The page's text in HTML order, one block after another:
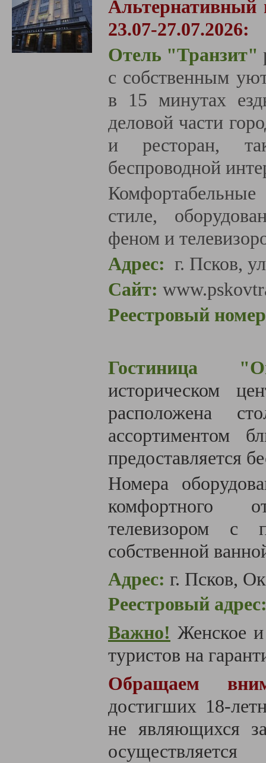
Альтернативный
23.07-27.07.2026:
Отель "Транзит"
с собственным
в 15 минутах
деловой части
и ресторан,
беспроводной
стиле,
феном и
Адрес: г. Псков,
Сайт:
Реестровый
Гостиница
историческом
расположена
ассортиментом
предоставляется
Номера
комфортного
телевизором с
собственной
Адрес: г. Псков,
Реестровый
Важно! Женское
туристов на
Обращаем
достигших 18-
не являющихся